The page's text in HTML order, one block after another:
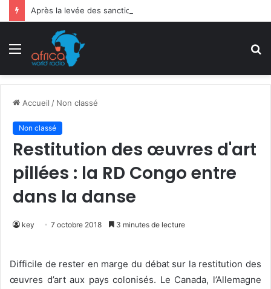
Menu
Accueil / Non classé
Non classé
Restitution des œuvres d'art
pillées : la RD Congo entre
dans la danse
key 7 octobre 2018 3 minutes de lecture
Difficile de rester en marge du débat sur la restitution des
œuvres d’art aux pays colonisés. Le Canada, l’Allemagne